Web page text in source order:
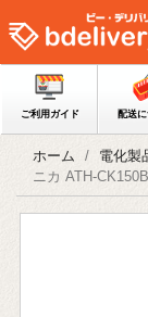
ご利用ガイド 配送
ホーム 電化製
ニカ ATH-